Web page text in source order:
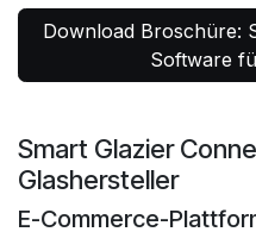
Download Broschüre:
Software
Smart Glazier
Glashersteller
E-Commerce-